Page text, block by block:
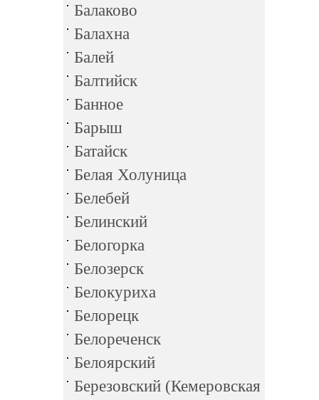
Балаково
Балахна
Балей
Балтийск
Банное
Барыш
Батайск
Белая Холуница
Белебей
Белинский
Белогорка
Белозерск
Белокуриха
Белорецк
Белореченск
Белоярский
Березовский (Кемеровская